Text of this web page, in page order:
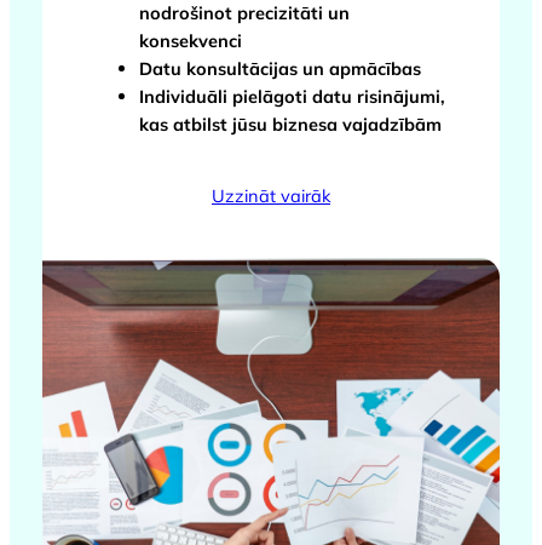
nodrošinot precizitāti un
konsekvenci
Datu konsultācijas un apmācības
Individuāli pielāgoti datu risinājumi,
kas atbilst jūsu biznesa vajadzībām
Uzzināt vairāk